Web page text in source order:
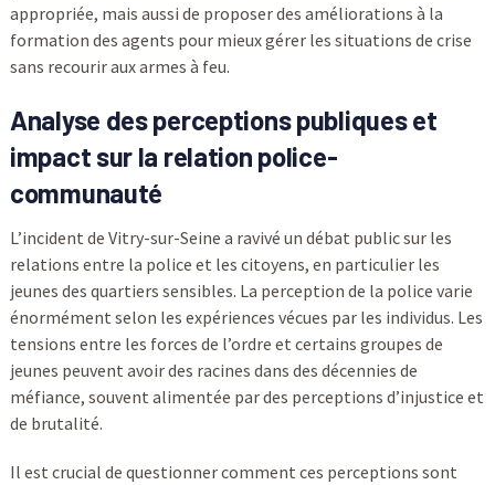
appropriée, mais aussi de proposer des améliorations à la
formation des agents pour mieux gérer les situations de crise
sans recourir aux armes à feu.
Analyse des perceptions publiques et
impact sur la relation police-
communauté
L’incident de Vitry-sur-Seine a ravivé un débat public sur les
relations entre la police et les citoyens, en particulier les
jeunes des quartiers sensibles. La perception de la police varie
énormément selon les expériences vécues par les individus. Les
tensions entre les forces de l’ordre et certains groupes de
jeunes peuvent avoir des racines dans des décennies de
méfiance, souvent alimentée par des perceptions d’injustice et
de brutalité.
Il est crucial de questionner comment ces perceptions sont